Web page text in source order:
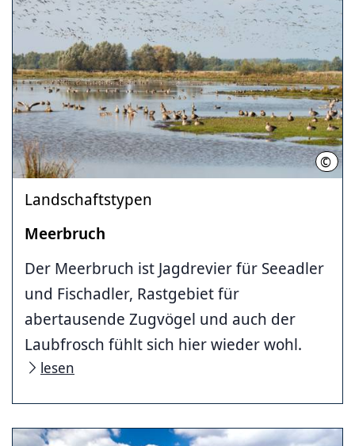
©
Landschaftstypen
Meerbruch
Der Meerbruch ist Jagdrevier für Seeadler
und Fischadler, Rastgebiet für
abertausende Zugvögel und auch der
Laubfrosch fühlt sich hier wieder wohl.
lesen